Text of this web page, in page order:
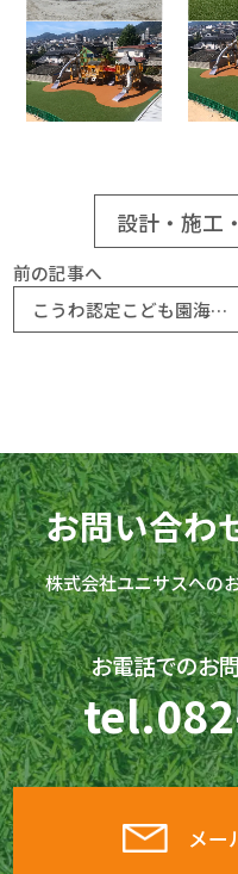
設計・施工
前の記事へ
こうわ認定こども園海田第二 園庭
お問い合わ
株式会社ユニサスへの
お電話でのお
tel.
メー